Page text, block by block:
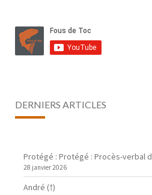
DERNIERS ARTICLES
Protégé : Protégé : Procès-verbal
28 janvier 2026
André (†)